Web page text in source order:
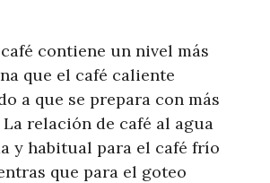
contiene un nivel más
que el café caliente
a que se prepara con más
relación de café al agua
y habitual para el café frío
que para el goteo